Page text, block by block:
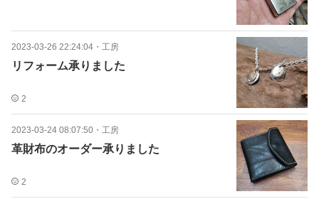
2023-03-26 22:24:04 ・ 工房
リフォーム承りました
2
2023-03-24 08:07:50 ・ 工房
革財布のオーダー承りました
2